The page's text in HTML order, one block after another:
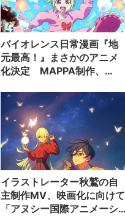
バイオレンス日常漫画『地
元最高！』まさかのアニメ
化決定 MAPPA制作、
イラストレーター秋鷲の自
主制作MV、映画化に向けて
「アヌシー国際アニメーシ